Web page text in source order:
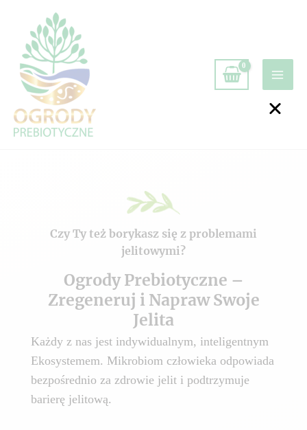
Czy Ty też borykasz się z problemami
jelitowymi?
Ogrody Prebiotyczne –
Zregeneruj i Napraw Swoje
Jelita
Każdy z nas jest indywidualnym, inteligentnym
Ekosystemem. Mikrobiom człowieka odpowiada
bezpośrednio za zdrowie jelit i podtrzymuje
barierę jelitową.